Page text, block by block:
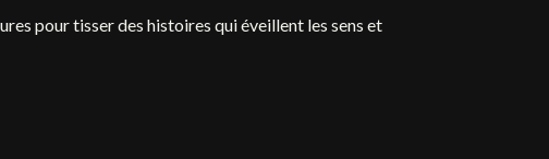
pour tisser des histoires qui éveillent les sens et